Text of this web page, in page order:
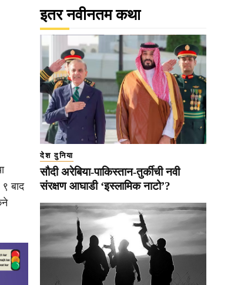
९ बाद
इतर नवीनतम कथा
देश दुनिया
सौदी अरेबिया-पाकिस्तान-तुर्कीची नवी
संरक्षण आघाडी ‘इस्लामिक नाटो’?